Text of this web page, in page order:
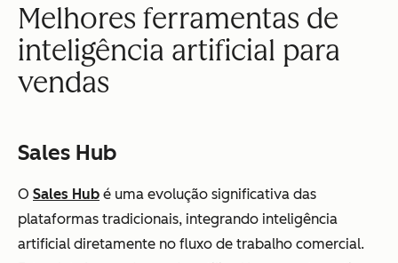
Melhores ferramentas de
inteligência artificial para
vendas
Sales Hub
O Sales Hub é uma evolução significativa das
plataformas tradicionais, integrando inteligência
artificial diretamente no fluxo de trabalho comercial.